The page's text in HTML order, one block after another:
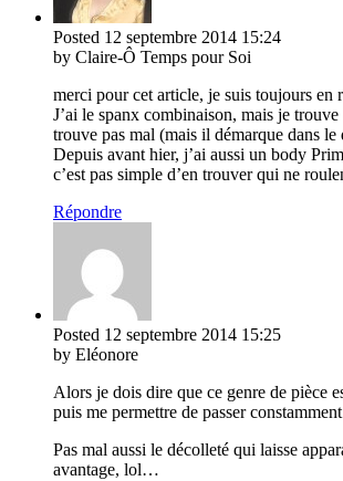
Posted 12 septembre 2014 15:24
by Claire-Ô Temps pour Soi
merci pour cet article, je suis toujours en
J’ai le spanx combinaison, mais je
trouve pas mal (mais il démarque dans
Depuis avant hier, j’ai aussi un body
c’est pas simple d’en trouver qui ne
Répondre
Posted 12 septembre 2014 15:25
by Eléonore
Alors je dois dire que ce genre de pièce
puis me permettre de passer
Pas mal aussi le décolleté qui laisse
avantage, lol…